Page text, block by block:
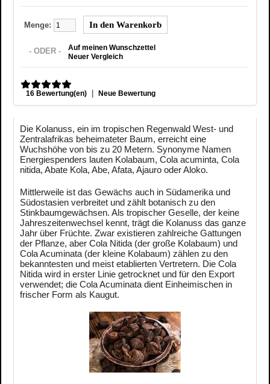
Menge:
- ODER -
Auf meinen Wunschzettel
Neuer Vergleich
16 Bewertung(en) | Neue Bewertung
Die Kolanuss, ein im tropischen Regenwald West- und
Zentralafrikas beheimateter Baum, erreicht eine
Wuchshöhe von bis zu 20 Metern. Synonyme Namen
Energiespenders lauten Kolabaum, Cola acuminta, Cola
nitida, Abate Kola, Abe, Afata, Ajauro oder Aloko.
Mittlerweile ist das Gewächs auch in Südamerika und
Südostasien verbreitet und zählt botanisch zu den
Stinkbaumgewächsen. Als tropischer Geselle, der keine
Jahreszeitenwechsel kennt, trägt die Kolanuss das ganze
Jahr über Früchte. Zwar existieren zahlreiche Gattungen
der Pflanze, aber Cola Nitida (der große Kolabaum) und
Cola Acuminata (der kleine Kolabaum) zählen zu den
bekanntesten und meist etablierten Vertretern. Die Cola
Nitida wird in erster Linie getrocknet und für den Export
verwendet; die Cola Acuminata dient Einheimischen in
frischer Form als Kaugut.